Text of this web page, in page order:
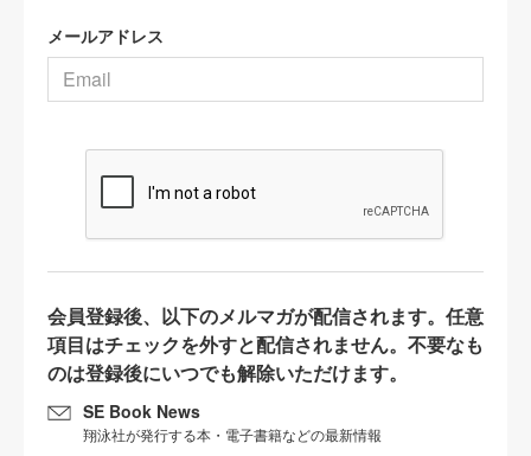
メールアドレス
会員登録後、以下のメルマガが配信されます。任意
項目はチェックを外すと配信されません。不要なも
のは登録後にいつでも解除いただけます。
SE Book News
翔泳社が発行する本・電子書籍などの最新情報